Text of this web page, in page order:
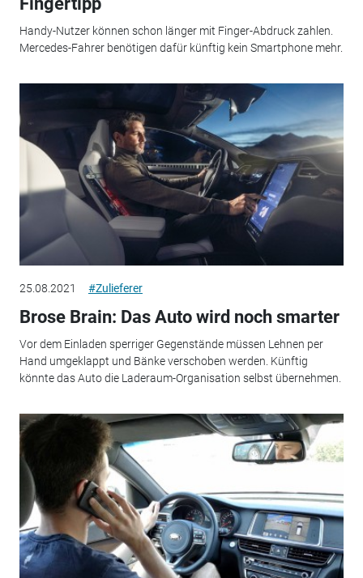
Handy-Nutzer können schon länger mit Finger-Abdruck zahlen.
Mercedes-Fahrer benötigen dafür künftig kein Smartphone mehr.
25.08.2021 #Zulieferer
Brose Brain: Das Auto wird noch smarter
Vor dem Einladen sperriger Gegenstände müssen Lehnen per
Hand umgeklappt und Bänke verschoben werden. Künftig
könnte das Auto die Laderaum-Organisation selbst übernehmen.